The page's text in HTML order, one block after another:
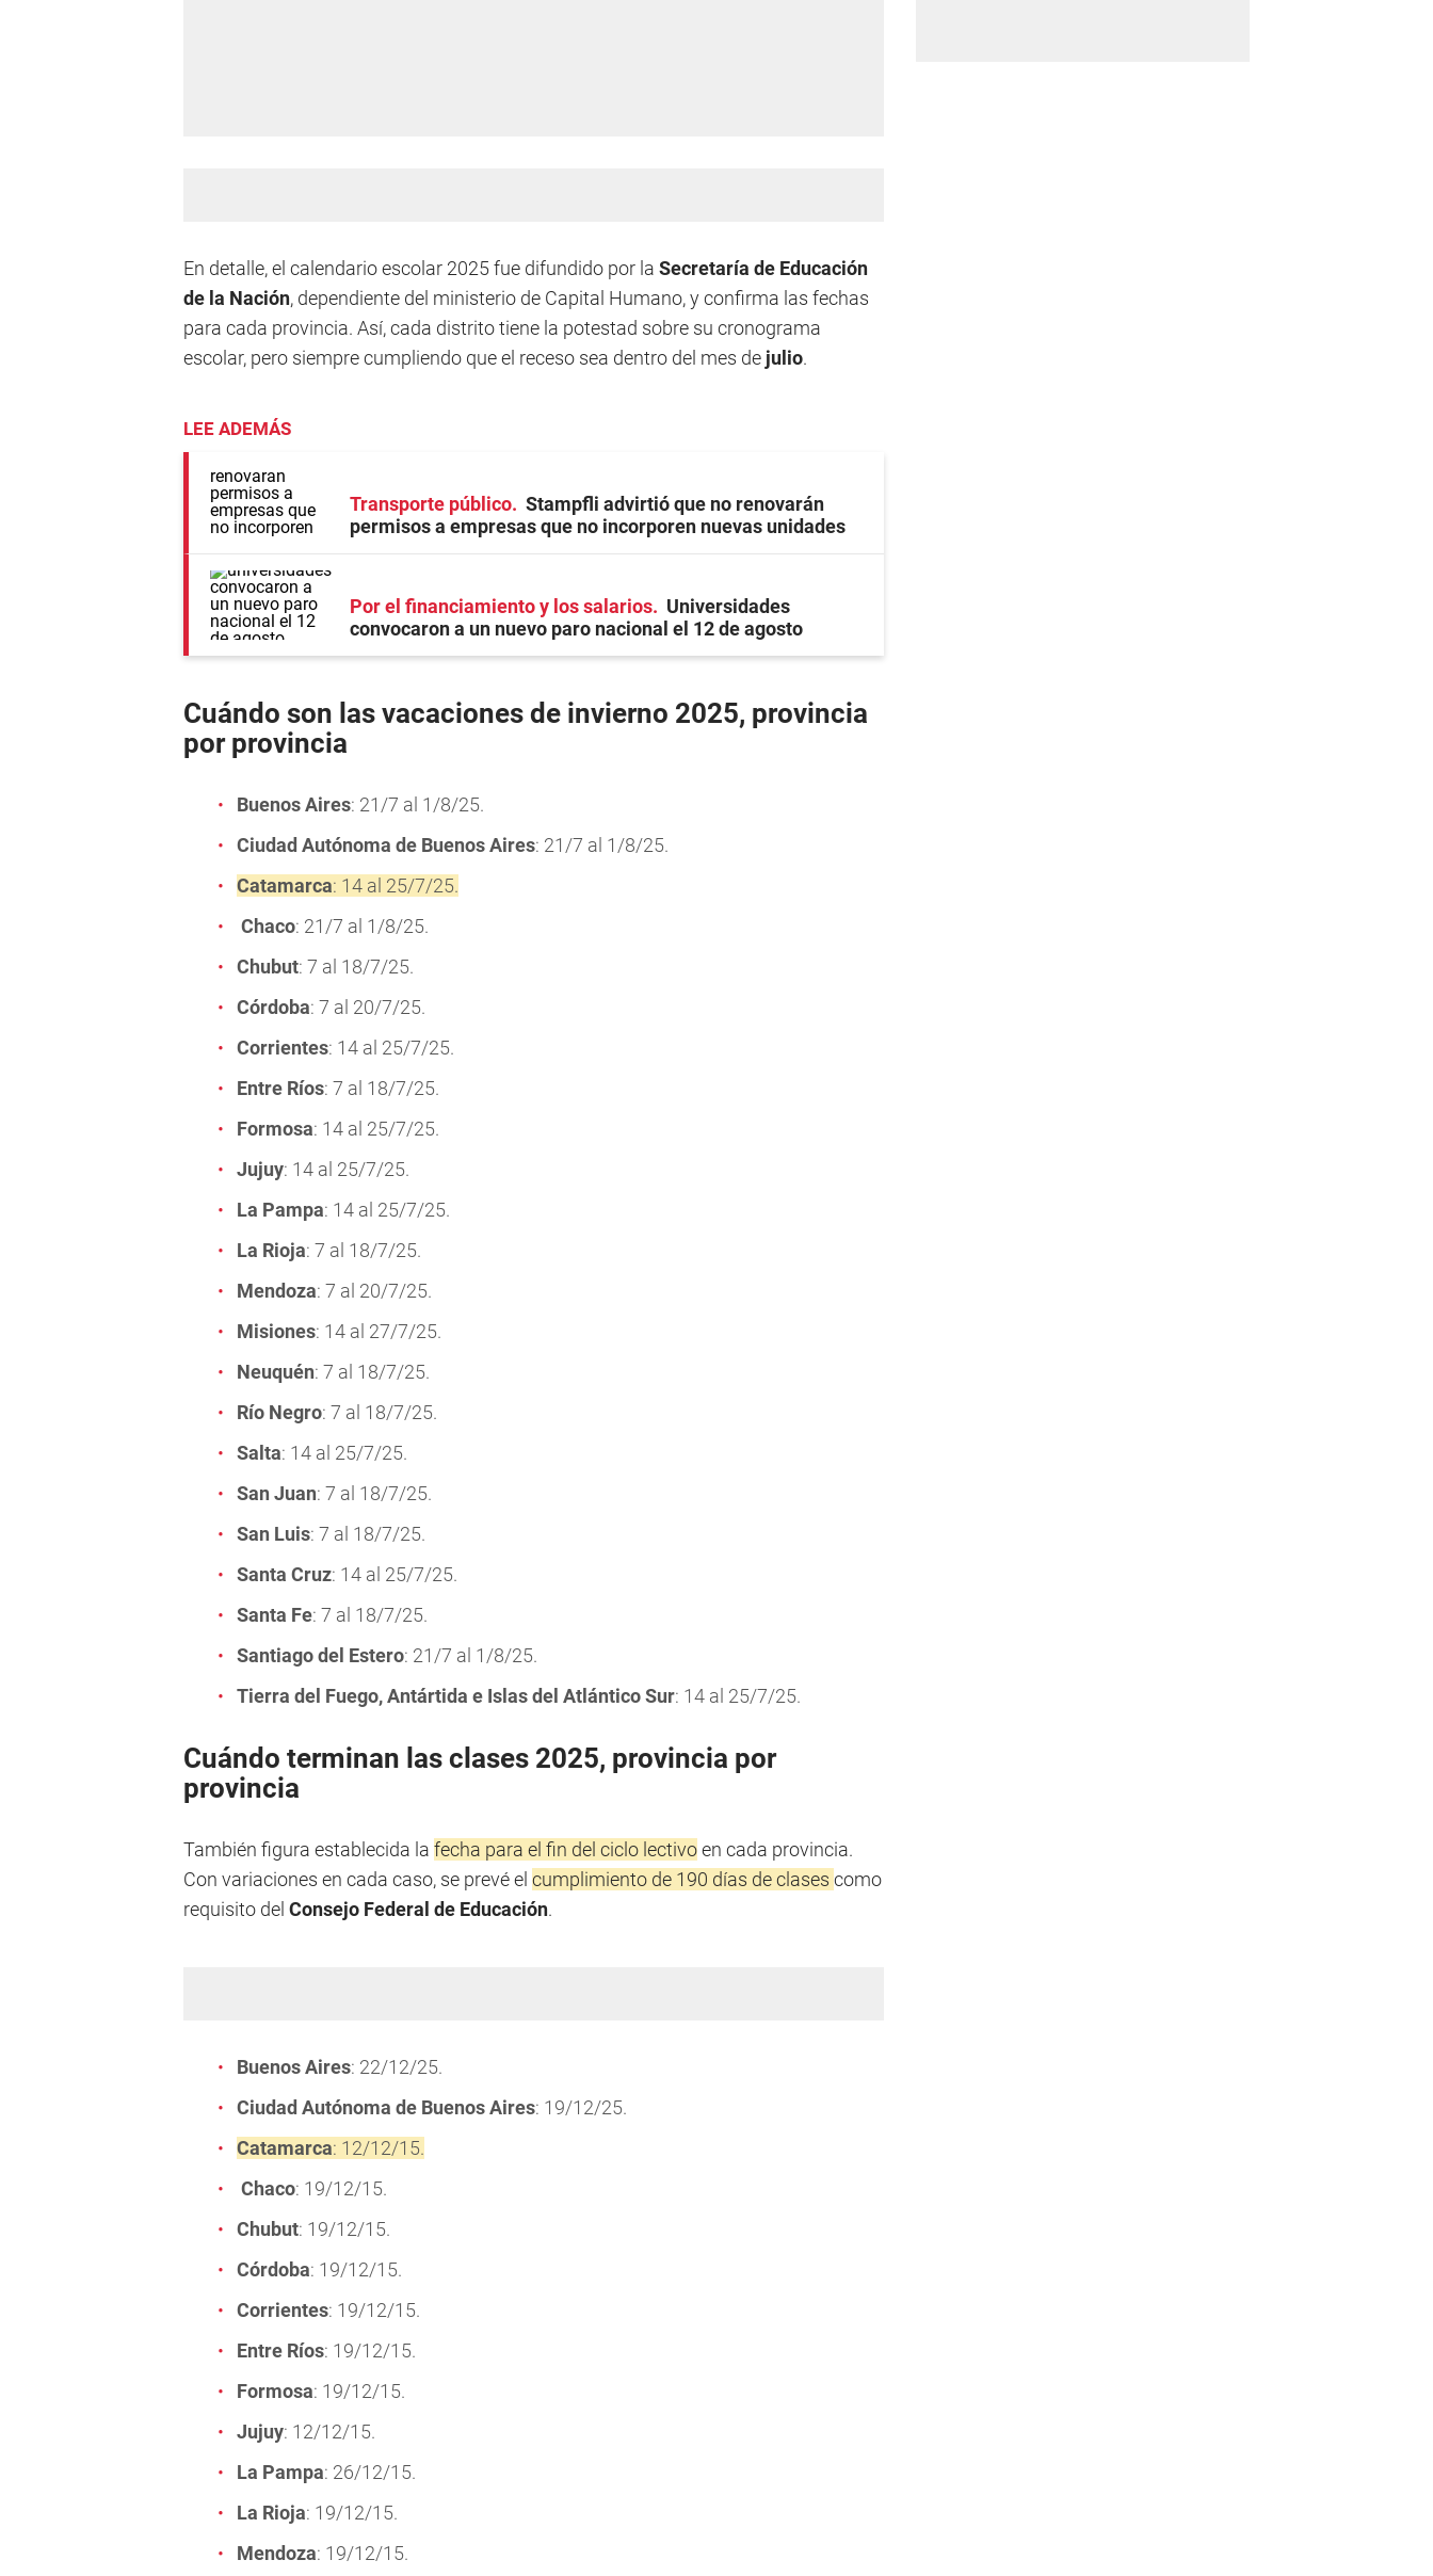
En detalle, el calendario escolar 2025 fue difundido por la Secretaría de Educación
de la Nación, dependiente del ministerio de Capital Humano, y confirma las fechas
para cada provincia. Así, cada distrito tiene la potestad sobre su cronograma
escolar, pero siempre cumpliendo que el receso sea dentro del mes de julio.
LEE ADEMÁS
Transporte público
Stampfli advirtió que no renovarán
permisos a empresas que no incorporen nuevas unidades
Por el financiamiento y los salarios
Universidades
convocaron a un nuevo paro nacional el 12 de agosto
Cuándo son las vacaciones de invierno 2025, provincia
por provincia
Buenos Aires: 21/7 al 1/8/25.
Ciudad Autónoma de Buenos Aires: 21/7 al 1/8/25.
Catamarca: 14 al 25/7/25.
Chaco: 21/7 al 1/8/25.
Chubut: 7 al 18/7/25.
Córdoba: 7 al 20/7/25.
Corrientes: 14 al 25/7/25.
Entre Ríos: 7 al 18/7/25.
Formosa: 14 al 25/7/25.
Jujuy: 14 al 25/7/25.
La Pampa: 14 al 25/7/25.
La Rioja: 7 al 18/7/25.
Mendoza: 7 al 20/7/25.
Misiones: 14 al 27/7/25.
Neuquén: 7 al 18/7/25.
Río Negro: 7 al 18/7/25.
Salta: 14 al 25/7/25.
San Juan: 7 al 18/7/25.
San Luis: 7 al 18/7/25.
Santa Cruz: 14 al 25/7/25.
Santa Fe: 7 al 18/7/25.
Santiago del Estero: 21/7 al 1/8/25.
Tierra del Fuego, Antártida e Islas del Atlántico Sur: 14 al 25/7/25.
Cuándo terminan las clases 2025, provincia por
provincia
También figura establecida la fecha para el fin del ciclo lectivoen cada provincia.
Con variaciones en cada caso, se prevé el cumplimiento de 190 días de clases como
requisito del Consejo Federal de Educación.
Buenos Aires: 22/12/25.
Ciudad Autónoma de Buenos Aires: 19/12/25.
Catamarca: 12/12/15.
Chaco: 19/12/15.
Chubut: 19/12/15.
Córdoba: 19/12/15.
Corrientes: 19/12/15.
Entre Ríos: 19/12/15.
Formosa: 19/12/15.
Jujuy: 12/12/15.
La Pampa: 26/12/15.
La Rioja: 19/12/15.
Mendoza: 19/12/15.